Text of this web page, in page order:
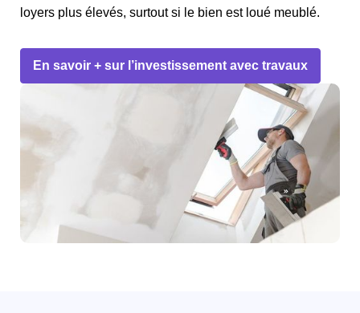
loyers plus élevés, surtout si le bien est loué meublé.
En savoir + sur l’investissement avec travaux